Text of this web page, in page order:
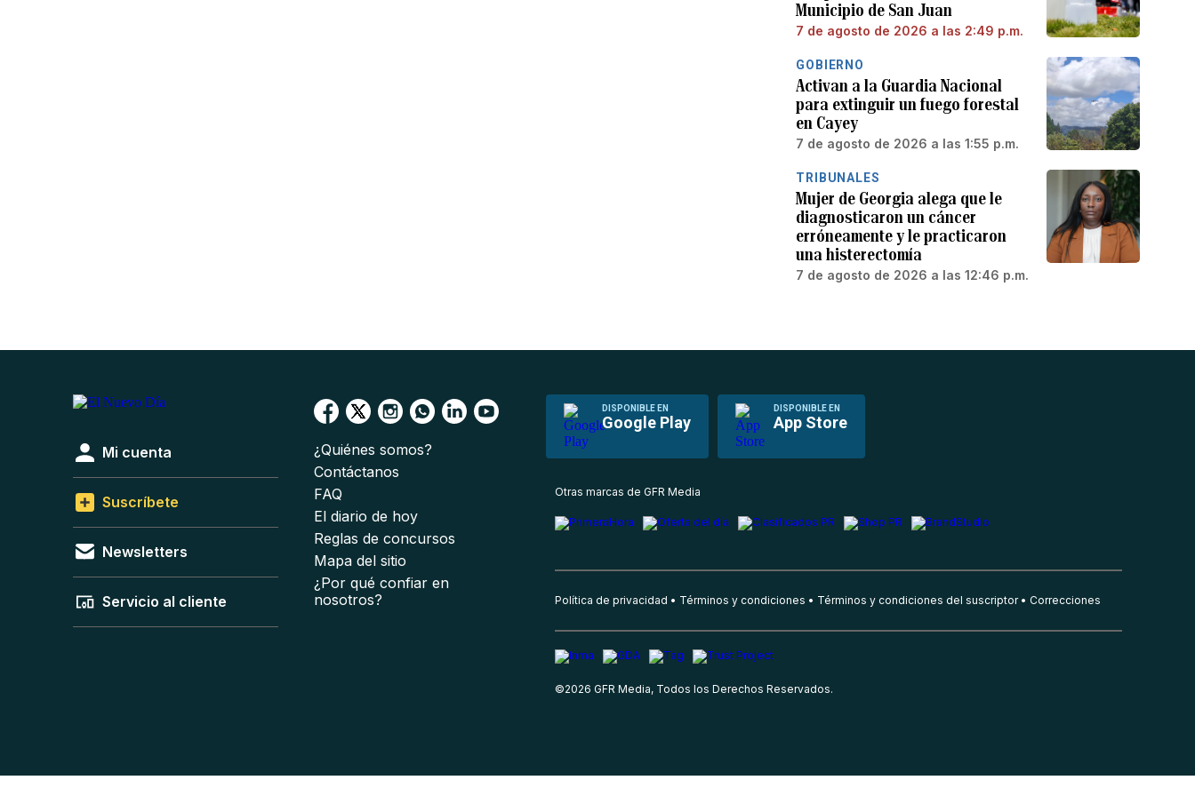
Municipio de San Juan
7 de agosto de 2026 a las 2:49 p.m.
GOBIERNO
Activan a la Guardia Nacional
para extinguir un fuego forestal
en Cayey
7 de agosto de 2026 a las 1:55 p.m.
TRIBUNALES
Mujer de Georgia alega que le
diagnosticaron un cáncer
erróneamente y le practicaron
una histerectomía
7 de agosto de 2026 a las 12:46 p.m.
DISPONIBLE EN
Google Play
DISPONIBLE EN
App Store
Mi cuenta
Suscríbete
Newsletters
Servicio al cliente
¿Quiénes somos?
Contáctanos
FAQ
El diario de hoy
Reglas de concursos
Mapa del sitio
¿Por qué confiar en
nosotros?
Otras marcas de GFR Media
Política de privacidad Términos y condiciones Términos y condiciones del suscriptor Correcciones
©2026 GFR Media, Todos los Derechos Reservados.